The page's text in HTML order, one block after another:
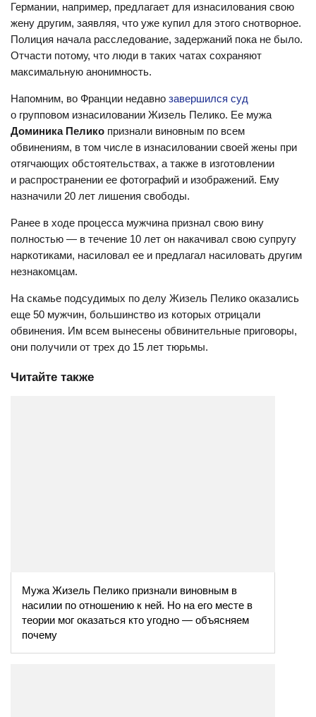
Германии, например, предлагает для изнасилования свою
жену другим, заявляя, что уже купил для этого снотворное.
Полиция начала расследование, задержаний пока не было.
Отчасти потому, что люди в таких чатах сохраняют
максимальную анонимность.
Напомним, во Франции недавно завершился суд
о групповом изнасиловании Жизель Пелико. Ее мужа
Доминика Пелико признали виновным по всем
обвинениям, в том числе в изнасиловании своей жены при
отягчающих обстоятельствах, а также в изготовлении
и распространении ее фотографий и изображений. Ему
назначили 20 лет лишения свободы.
Ранее в ходе процесса мужчина признал свою вину
полностью — в течение 10 лет он накачивал свою супругу
наркотиками, насиловал ее и предлагал насиловать другим
незнакомцам.
На скамье подсудимых по делу Жизель Пелико оказались
еще 50 мужчин, большинство из которых отрицали
обвинения. Им всем вынесены обвинительные приговоры,
они получили от трех до 15 лет тюрьмы.
Читайте также
Мужа Жизель Пелико признали виновным в
насилии по отношению к ней. Но на его месте в
теории мог оказаться кто угодно — объясняем
почему